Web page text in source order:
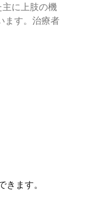
に上肢の機
ます。治療者
ます。